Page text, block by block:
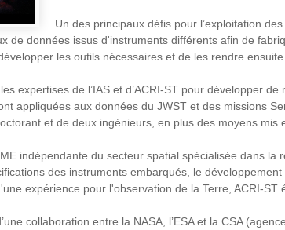
Un des principaux défis pour l’exploitation
de données issus d'instruments différents afin de
les outils nécessaires et de les rendre
expertises de l’IAS et d’ACRI-ST pour développer
appliquées aux données du JWST et des missions
et de deux ingénieurs, en plus des moyens mis
indépendante du secteur spatial spécialisée dans
des instruments embarqués, le
expérience pour l'observation de la Terre, ACRI-ST
collaboration entre la NASA, l’ESA et la CSA